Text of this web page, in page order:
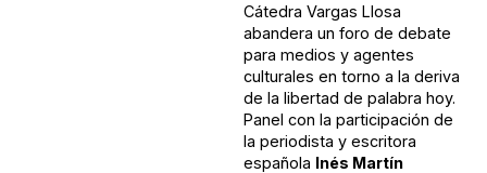
Cátedra Vargas Llosa
abandera un foro de debate
para medios y agentes
culturales en torno a la deriva
de la libertad de palabra hoy.
Panel con la participación de
la periodista y escritora
española Inés Martín